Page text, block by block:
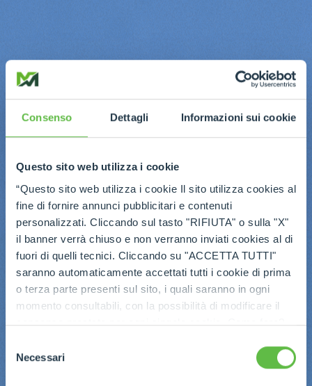
Consenso Dettagli Informazioni sui cookie
Questo sito web utilizza i cookie
“Questo sito web utilizza i cookie Il sito utilizza cookies al
fine di fornire annunci pubblicitari e contenuti
personalizzati. Cliccando sul tasto "RIFIUTA" o sulla "X"
il banner verrà chiuso e non verranno inviati cookies al di
fuori di quelli tecnici. Cliccando su "ACCETTA TUTTI"
saranno automaticamente accettati tutti i cookie di prima
o terza parte presenti sul sito, i quali saranno in ogni
momento consultabili, con la possibilità di modificare il
consenso prestato per ogni singolo cookie. Come fare?
ogni pagina, selezionare "Modifichi il suo consenso" e
delNecessari